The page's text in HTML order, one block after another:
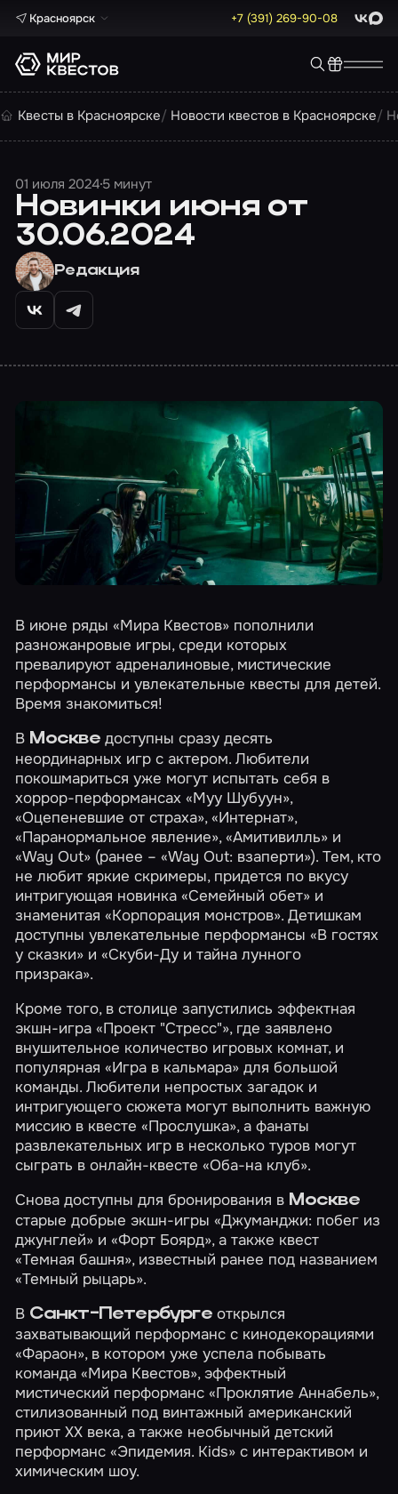
Красноярск +7 (391) 269-90-08 Max
Квесты в Красноярске Новости квестов в Красноярске
01 июля 20245 минут
Новинки июня от
30.06.2024
Редакция
В июне ряды «Мира Квестов» пополнили
разножанровые игры, среди которых
превалируют адреналиновые, мистические
перформансы и увлекательные квесты для детей.
Время знакомиться!
В Москведоступны сразу десять
неординарных игр с актером. Любители
покошмариться уже могут испытать себя в
хоррор-перформансах«Муу Шубуун»,
«Оцепеневшие от страха»,«Интернат»,
«Паранормальное явление»,«Амитивилль» и
«Way Out» (ранее – «Way Out: взаперти»). Тем, кто
не любит яркие скримеры, придется по вкусу
интригующая новинка«Семейный обет» и
знаменитая«Корпорация монстров». Детишкам
доступны увлекательные перформансы«В гостях
у сказки» и«Скуби-Ду и тайна лунного
призрака».
Кроме того, в столице запустились эффектная
экшн-игра«Проект "Стресс"», где заявлено
внушительное количество игровых комнат, и
популярная«Игра в кальмара» для большой
команды. Любители непростых загадок и
интригующего сюжета могут выполнить важную
миссию в квесте«Прослушка», а фанаты
развлекательных игр в несколько туров могут
сыграть в онлайн-квесте«Оба-на клуб».
Снова доступны для бронирования в Москве
старые добрые экшн-игры«Джуманджи: побег из
джунглей» и«Форт Боярд», а также квест
«Темная башня», известный ранее под названием
«Темный рыцарь».
В Санкт-Петербургеоткрылся
захватывающий перформанс с кинодекорациями
«Фараон», в котором уже успела побывать
команда«Мира Квестов», эффектный
мистический перформанс«Проклятие Аннабель»,
стилизованный под винтажный американский
приют XX века, а также необычный детский
перформанс«Эпидемия. Kids» с интерактивом и
химическим шоу.